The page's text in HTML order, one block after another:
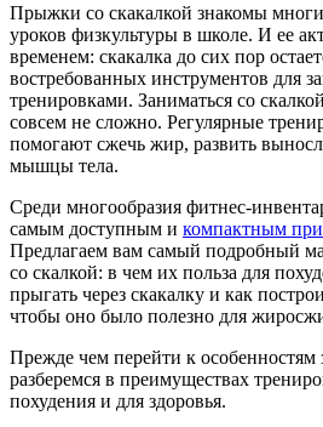
Прыжки со скакалкой знакомы
уроков физкультуры в школе. И ее
временем: скакалка до сих пор
востребованных инструментов для
тренировками. Заниматься со
совсем не сложно. Регулярные
помогают сжечь жир, развить
мышцы тела.
Среди многообразия фитнес-
самым доступным и компактным
Предлагаем вам самый подробный
со скалкой: в чем их польза для
прыгать через скакалку и как
чтобы оно было полезно для
Прежде чем перейти к особенностям
разберемся в преимуществах
похудения и для здоровья.